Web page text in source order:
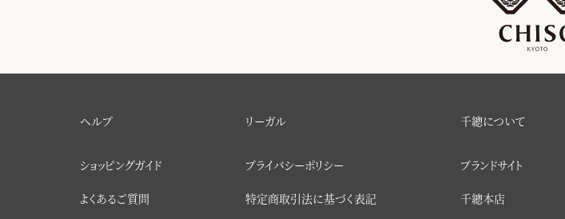
ヘルプ
ショッピングガイド
よくあるご質問
リーガル
プライバシーポリシー
特定商取引法に基づく表記
千總について
ブランドサイト
千總本店